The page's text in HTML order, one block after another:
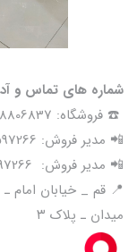
شماره های تماس و
☎️ فروشگاه: 38806837(025)
📲 مدیر فروش: 09367597266
📲 مدیر فروش: 09127597266
میدان ـ پلاک ۳